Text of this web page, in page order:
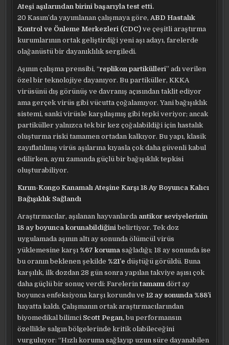
Ateşi aşılarından birini başarıyla test etti.
20 Kasım’da yayımlanan çalışmaya göre, ABD Hastalık
Kontrol ve Önleme Merkezleri (CDC) ve çeşitli araştırma
kurumlarının ortak geliştirdiği yeni aşı adayı, farelerde
olağanüstü bir dayanıklılık sergiledi.
Aşının çalışma prensibi, “replikon partikülleri” adı verilen
özel bir teknolojiye dayanıyor. Bu partiküller, KKKA
virüsünü dış görünüş ve davranış açısından taklit ediyor
ama gerçek virüs gibi vücutta çoğalamıyor. Yani bağışıklık
sistemi, sanki virüsle karşılaşmış gibi tepki veriyor; ancak
partiküller yalnızca tek bir kez çoğalabildiği için hastalık
oluşturma riski tamamen ortadan kalkıyor. Bu yapı, klasik
zayıflatılmış virüs aşılarına kıyasla çok daha güvenli kabul
edilirken, aynı zamanda güçlü bir bağışıklık tepkisi
oluşturabiliyor.
Kırım-Kongo Kanamalı Ateşine Karşı 18 Ay Boyunca Kalıcı
Bağışıklık Sağlandı
Araştırmacılar, aşılanan hayvanlarda antikor seviyelerinin
18 ay boyunca korunabildiğinibelirtiyor. Tek doz
uygulamada aşının altı ay sonunda ölümcül virüs
yüklemesine karşı %67 koruma sağladığı; 18 ay sonunda ise
bu oranın beklenen şekilde %21’e düştüğü görüldü. Buna
karşılık, ilk dozdan 28 gün sonra yapılan takviye aşısı çok
daha güçlü bir sonuç verdi: Farelerintamamı dört ay
boyunca enfeksiyona karşı korundu ve12 ay sonunda %88’i
hayatta kaldı. Çalışmanın ortak araştırmacılarından
biyomedikal bilimci Scott Pegan,bu performansın
özellikle salgın bölgelerinde kritik olabileceğini
vurguluyor: “Hızlı koruma sağlayıp uzun süre dayanabilen